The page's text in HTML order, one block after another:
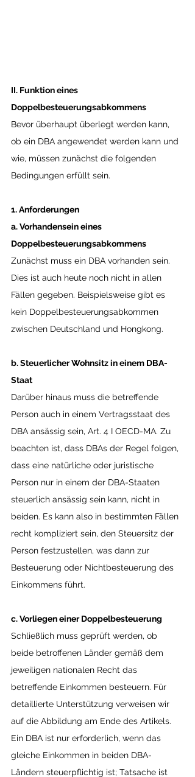
II. Funktion eines
Doppelbesteuerungsabkommens
Bevor überhaupt überlegt werden kann,
ob ein DBA angewendet werden kann und
wie, müssen zunächst die folgenden
Bedingungen erfüllt sein.
1. Anforderungen
a. Vorhandensein eines
Doppelbesteuerungsabkommens
Zunächst muss ein DBA vorhanden sein.
Dies ist auch heute noch nicht in allen
Fällen gegeben. Beispielsweise gibt es
kein Doppelbesteuerungsabkommen
zwischen Deutschland und Hongkong.
b. Steuerlicher Wohnsitz in einem DBA-
Staat
Darüber hinaus muss die betreffende
Person auch in einem Vertragsstaat des
DBA ansässig sein, Art. 4 I OECD-MA. Zu
beachten ist, dass DBAs der Regel folgen,
dass eine natürliche oder juristische
Person nur in einem der DBA-Staaten
steuerlich ansässig sein kann, nicht in
beiden. Es kann also in bestimmten Fällen
recht kompliziert sein, den Steuersitz der
Person festzustellen, was dann zur
Besteuerung oder Nichtbesteuerung des
Einkommens führt.
c. Vorliegen einer Doppelbesteuerung
Schließlich muss geprüft werden, ob
beide betroffenen Länder gemäß dem
jeweiligen nationalen Recht das
betreffende Einkommen besteuern. Für
detaillierte Unterstützung verweisen wir
auf die Abbildung am Ende des Artikels.
Ein DBA ist nur erforderlich, wenn das
gleiche Einkommen in beiden DBA-
Ländern steuerpflichtig ist; Tatsache ist